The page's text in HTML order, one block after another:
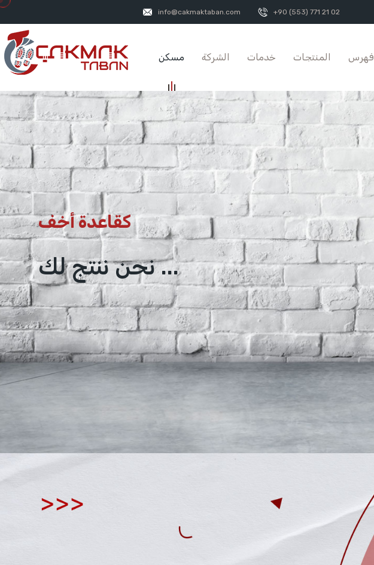
info@cakmaktaban.com +90 (553) 771 21 02
مسكن الشركة خدمات المنتجات فهرس
كقاعدة أخف
نحن ننتج لك ...